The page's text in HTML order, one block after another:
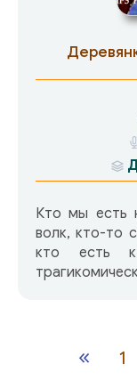
Кто мы есть
волк, кто-то
кто есть
« 1